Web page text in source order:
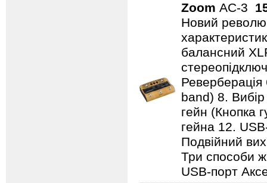
Zoom AC-3
Новий
балансний
Реверберація
band) 8. Вибір
гейн (Кнопка
гейна 12.
Подвійний
Три способи
USB-порт